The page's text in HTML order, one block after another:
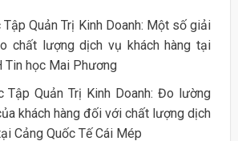
Tập Quản Trị Kinh Doanh: Một số giải
chất lượng dịch vụ khách hàng tại
Tin học Mai Phương
Tập Quản Trị Kinh Doanh: Đo lường
khách hàng đối với chất lượng dịch
Cảng Quốc Tế Cái Mép